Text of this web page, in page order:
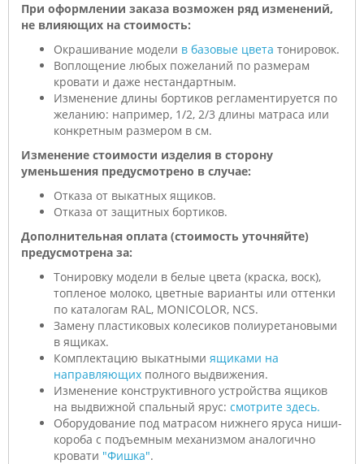
При оформлении заказа возможен ряд изменений,
не влияющих на стоимость:
Окрашивание модели в базовые цвета тонировок.
Воплощение любых пожеланий по размерам
кровати и даже нестандартным.
Изменение длины бортиков регламентируется по
желанию: например, 1/2, 2/3 длины матраса или
конкретным размером в см.
Изменение стоимости изделия в сторону
уменьшения предусмотрено в случае:
Отказа от выкатных ящиков.
Отказа от защитных бортиков.
Дополнительная оплата (стоимость уточняйте)
предусмотрена за:
Тонировку модели в белые цвета (краска, воск),
топленое молоко, цветные варианты или оттенки
по каталогам RAL, MONICOLOR, NCS.
Замену пластиковых колесиков полиуретановыми
в ящиках.
Комплектацию выкатными ящиками на
направляющих полного выдвижения.
Изменение конструктивного устройства ящиков
на выдвижной спальный ярус: смотрите здесь.
Оборудование под матрасом нижнего яруса ниши-
короба с подъемным механизмом аналогично
кровати "Фишка".